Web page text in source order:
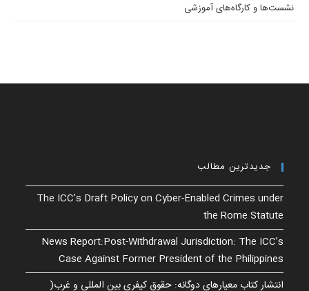
نشست‌ها و کارگاه‌های آموزشی
جدیدترین مطالب
The ICC’s Draft Policy on Cyber-Enabled Crimes under
the Rome Statute
News Report:Post-Withdrawal Jurisdiction: The ICC’s
Case Against Former President of the Philippines
انتشار کتاب معیارهای دوگانه: حقوق کیفری بین المللی و غرب(